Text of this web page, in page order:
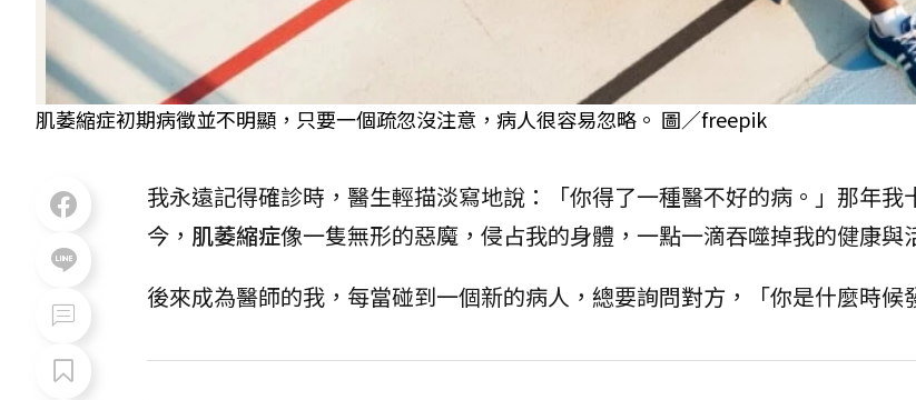
肌萎縮症初期病徵並不明顯，只要一個疏忽沒注意，病人很容易忽略。 圖／freepik
我永遠記得確診時，醫生輕描淡寫地說：「你得了一種醫不好的病。」那年我
今， 肌萎縮症像一隻無形的惡魔，侵占我的身體，一點一滴吞噬掉我的健康
後來成為醫師的我，每當碰到一個新的病人，總要詢問對方，「你是什麼時候